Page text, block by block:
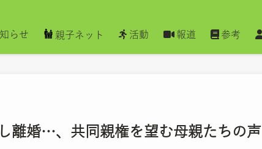
らせ 親子ネット 活動 報道 参考
離婚…、共同親権を望む母親たちの声